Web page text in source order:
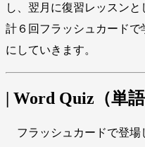
し、翌月に復習レッスン
計６回フラッシュカード
にしていきます。
| Word Quiz（単
フラッシュカードで登場